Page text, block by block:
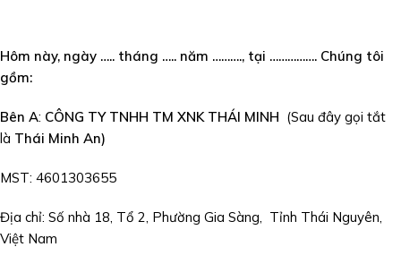
Hôm này, ngày ….. tháng ….. năm ………., tại ……………. Chúng tôi
gồm:
Bên A: CÔNG TY TNHH TM XNK THÁI MINH (Sau đây gọi tắt
là Thái Minh An)
MST: 4601303655
Địa chỉ: Số nhà 18, Tổ 2, Phường Gia Sàng, Tỉnh Thái Nguyên,
Việt Nam